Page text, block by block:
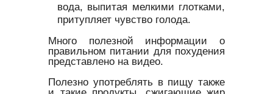
вода, выпитая мелкими глотками,
притупляет чувство голода.
Много полезной информации о
правильном питании для похудения
представлено на видео.
Полезно употреблять в пищу также